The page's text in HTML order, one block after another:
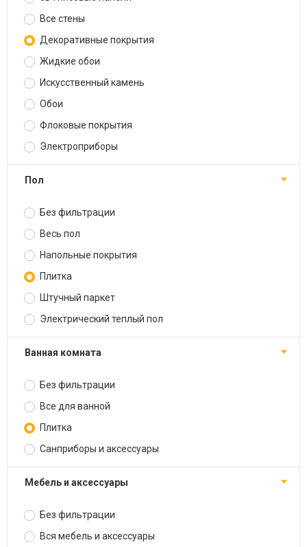
Все стены
Декоративные покрытия
Жидкие обои
Искусственный камень
Обои
Флоковые покрытия
Электроприборы
Пол
Без фильтрации
Весь пол
Напольные покрытия
Плитка
Штучный паркет
Электрический теплый пол
Ванная комната
Без фильтрации
Все для ванной
Плитка
Санприборы и аксессуары
Мебель и аксессуары
Без фильтрации
Вся мебель и аксессуары